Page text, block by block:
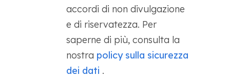
accordi di non divulgazione
e di riservatezza. Per
saperne di più, consulta la
nostra policy sulla sicurezza
dei dati .